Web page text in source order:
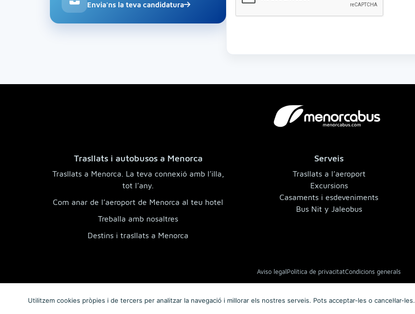
Envia'ns la teva candidatura
Trasllats i autobusos a Menorca
Trasllats a Menorca. La teva connexió amb l’illa,
tot l’any.
Com anar de l’aeroport de Menorca al teu hotel
Treballa amb nosaltres
Destins i trasllats a Menorca
Serveis
Trasllats a l’aeroport
Excursions
Casaments i esdeveniments
Bus Nit y Jaleobus
Aviso legal Política de privacitatCondicions generals
© 2026 MenorcaBus · Autocars de Menorca
Utilitzem cookies pròpies i de tercers per analitzar la navegació i millorar els nostres serveis. Pots acceptar-les o cancel·lar-les.